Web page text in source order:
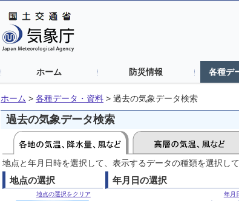
ホーム 防災情報 各種デ
ホーム > 各種データ・資料 > 過去の気象データ検索
過去の気象データ検索
地点と年月日時を選択して、表示するデータの種類を選択して
地点の選択
地点の選択をクリア
年月日の選択
年月